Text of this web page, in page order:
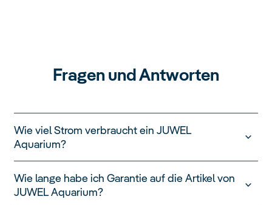
Fragen und Antworten
Wie viel Strom verbraucht ein JUWEL
Aquarium?
betrieben werden. Zu bedenken ist, dass der
Stromverbrauch von verschiedenen Faktoren, wie
Wie lange habe ich Garantie auf die Artikel von
JUWEL Aquarium?